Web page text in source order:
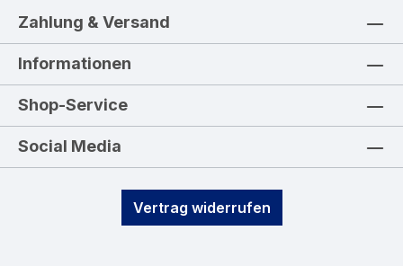
Zahlung & Versand
Informationen
Shop-Service
Social Media
Vertrag widerrufen